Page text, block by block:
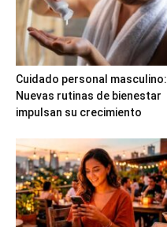
Cuidado personal masculino:
Nuevas rutinas de bienestar
impulsan su crecimiento